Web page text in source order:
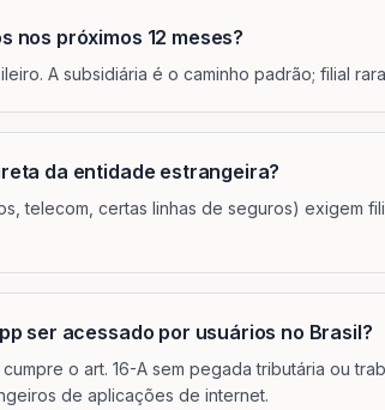
nos próximos 12 meses?
A subsidiária é o caminho padrão; filial
da entidade estrangeira?
telecom, certas linhas de seguros) exigem
ser acessado por usuários no Brasil?
o art. 16-A sem pegada tributária ou
de aplicações de internet.